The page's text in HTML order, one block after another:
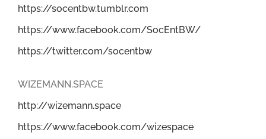
https://socentbw.tumblr.com
https://www.facebook.com/SocEntBW/
https://twitter.com/socentbw
WIZEMANN.SPACE
http://wizemann.space
https://www.facebook.com/wizespace